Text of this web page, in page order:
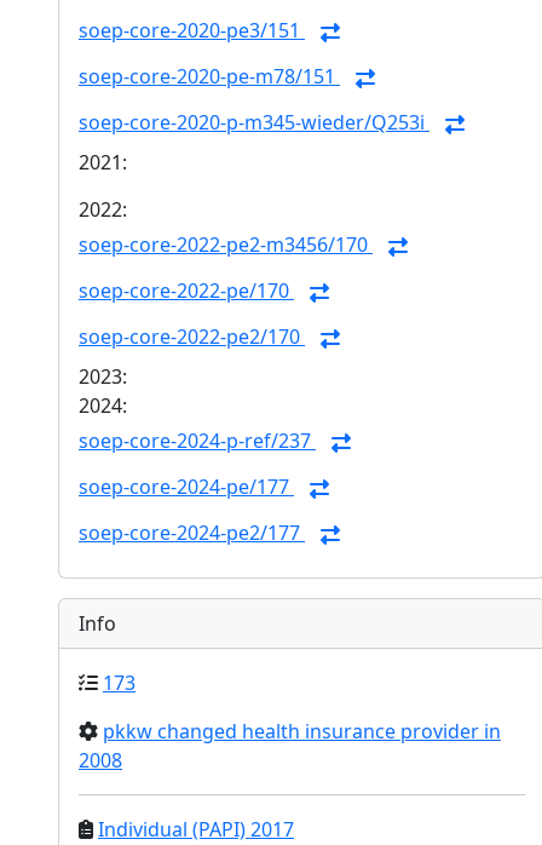
soep-core-2020-pe3/151
soep-core-2020-pe-m78/151
soep-core-2020-p-m345-wieder/Q253i
2021:
2022:
soep-core-2022-pe2-m3456/170
soep-core-2022-pe/170
soep-core-2022-pe2/170
2023:
2024:
soep-core-2024-p-ref/237
soep-core-2024-pe/177
soep-core-2024-pe2/177
Info
173
pkkw changed health insurance provider in
2008
Individual (PAPI) 2017